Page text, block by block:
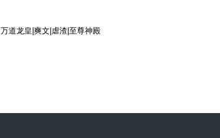
万道龙皇|爽文|虐渣|至尊神殿